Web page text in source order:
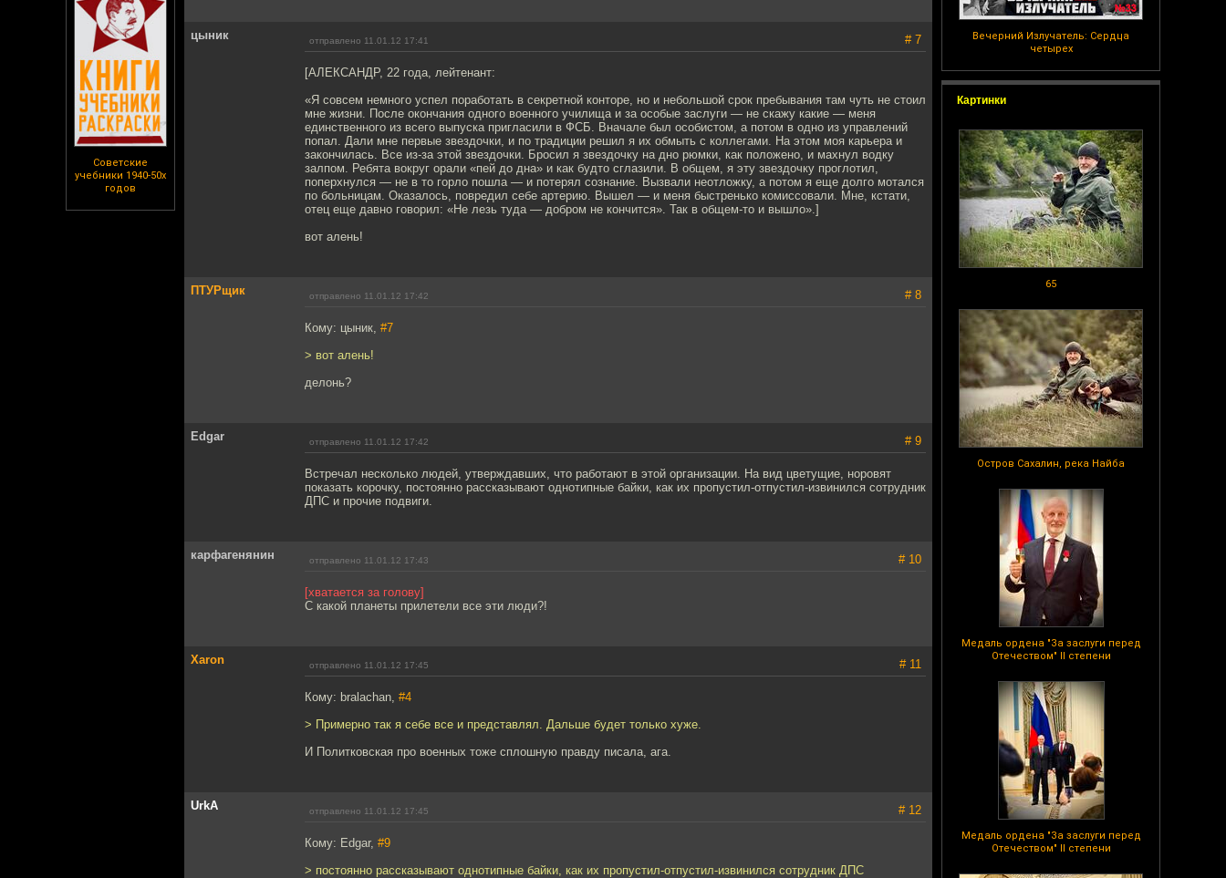
Советские
учебники 1940-50х
годов
Вечерний Излучатель: Сердца
четырех
Картинки
65
Остров Сахалин, река Найба
Медаль ордена "За заслуги перед
Отечеством" II степени
Медаль ордена "За заслуги перед
Отечеством" II степени
цыник отправлено 11.01.12 17:41 # 7
[АЛЕКСАНДР, 22 года, лейтенант:
«Я совсем немного успел поработать в секретной конторе, но и небольшой срок пребывания там чуть не стоил
мне жизни. После окончания одного военного училища и за особые заслуги — не скажу какие — меня
единственного из всего выпуска пригласили в ФСБ. Вначале был особистом, а потом в одно из управлений
попал. Дали мне первые звездочки, и по традиции решил я их обмыть с коллегами. На этом моя карьера и
закончилась. Все из-за этой звездочки. Бросил я звездочку на дно рюмки, как положено, и махнул водку
залпом. Ребята вокруг орали «пей до дна» и как будто сглазили. В общем, я эту звездочку проглотил,
поперхнулся — не в то горло пошла — и потерял сознание. Вызвали неотложку, а потом я еще долго мотался
по больницам. Оказалось, повредил себе артерию. Вышел — и меня быстренько комиссовали. Мне, кстати,
отец еще давно говорил: «Не лезь туда — добром не кончится». Так в общем-то и вышло».]
вот алень!
ПТУРщик отправлено 11.01.12 17:42 # 8
Кому: цыник, #7
> вот алень!
делонь?
Edgar отправлено 11.01.12 17:42 # 9
Встречал несколько людей, утверждавших, что работают в этой организации. На вид цветущие, норовят
показать корочку, постоянно рассказывают однотипные байки, как их пропустил-отпустил-извинился сотрудник
ДПС и прочие подвиги.
карфагенянин отправлено 11.01.12 17:43 # 10
[хватается за голову]
С какой планеты прилетели все эти люди?!
Xaron отправлено 11.01.12 17:45 # 11
Кому: bralachan, #4
> Примерно так я себе все и представлял. Дальше будет только хуже.
И Политковская про военных тоже сплошную правду писала, ага.
UrkA отправлено 11.01.12 17:45 # 12
Кому: Edgar, #9
> постоянно рассказывают однотипные байки, как их пропустил-отпустил-извинился сотрудник ДПС